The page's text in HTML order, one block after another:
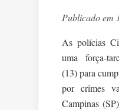
Publicado em
As polícias
uma força-
(13) para
por crimes
Campinas